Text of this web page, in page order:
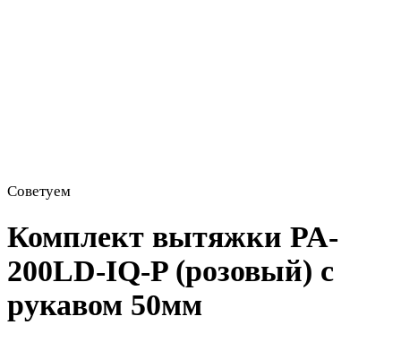
Советуем
Комплект вытяжки PA-
200LD-IQ-P (розовый) с
рукавом 50мм